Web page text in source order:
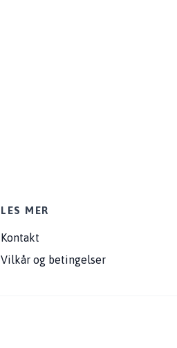
LES MER
Kontakt
Vilkår og betingelser